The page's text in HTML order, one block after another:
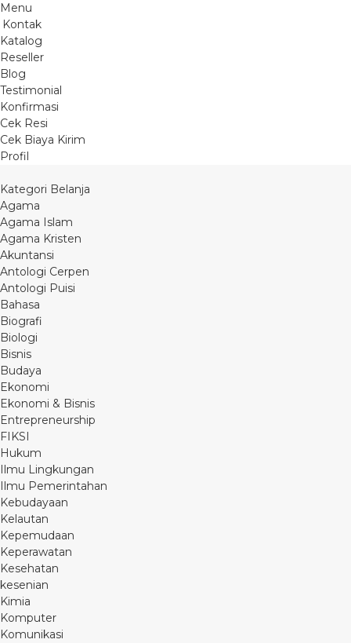
Menu
Kontak
Katalog
Reseller
Blog
Testimonial
Konfirmasi
Cek Resi
Cek Biaya Kirim
Profil
Kategori Belanja
Agama
Agama Islam
Agama Kristen
Akuntansi
Antologi Cerpen
Antologi Puisi
Bahasa
Biografi
Biologi
Bisnis
Budaya
Ekonomi
Ekonomi & Bisnis
Entrepreneurship
FIKSI
Hukum
Ilmu Lingkungan
Ilmu Pemerintahan
Kebudayaan
Kelautan
Kepemudaan
Keperawatan
Kesehatan
kesenian
Kimia
Komputer
Komunikasi